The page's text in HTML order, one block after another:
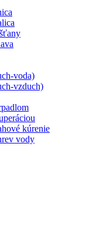
voda)
vzduch)
kúrenie
vody